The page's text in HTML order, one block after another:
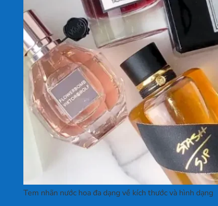
Tem nhãn nước hoa đa dạng về kích thước và hình dạng